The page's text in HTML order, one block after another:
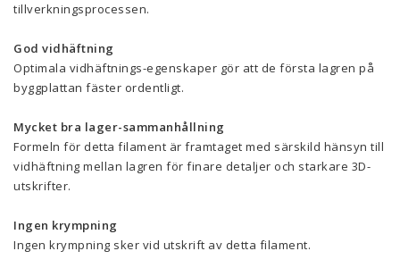
tillverkningsprocessen.
God vidhäftning
Optimala vidhäftnings-egenskaper gör att de första lagren på
byggplattan fäster ordentligt.
Mycket bra lager-sammanhållning
Formeln för detta filament är framtaget med särskild hänsyn till
vidhäftning mellan lagren för finare detaljer och starkare 3D-
utskrifter.
Ingen krympning
Ingen krympning sker vid utskrift av detta filament.